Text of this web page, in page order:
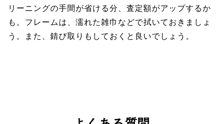
リーニングの手間が省ける分、査定額がアップするか
も。フレームは、濡れた雑巾などで拭いておきましょ
う。また、錆び取りもしておくと良いでしょう。